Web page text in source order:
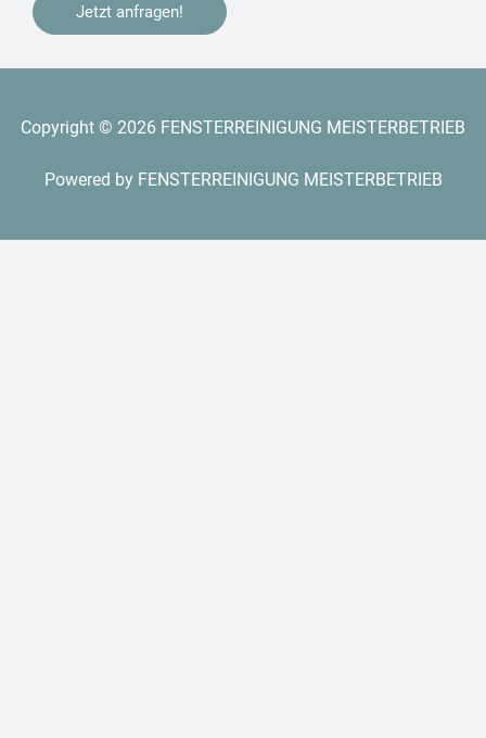
Jetzt anfragen!
Copyright © 2026 FENSTERREINIGUNG MEISTERBETRIEB
Powered by FENSTERREINIGUNG MEISTERBETRIEB